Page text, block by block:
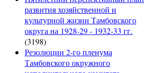
развития хозяйственной и
культурной жизни Тамбовского
округа на 1928-29 - 1932-33 гг.
(3198)
Резолюции 2-го пленума
Тамбовского окружного